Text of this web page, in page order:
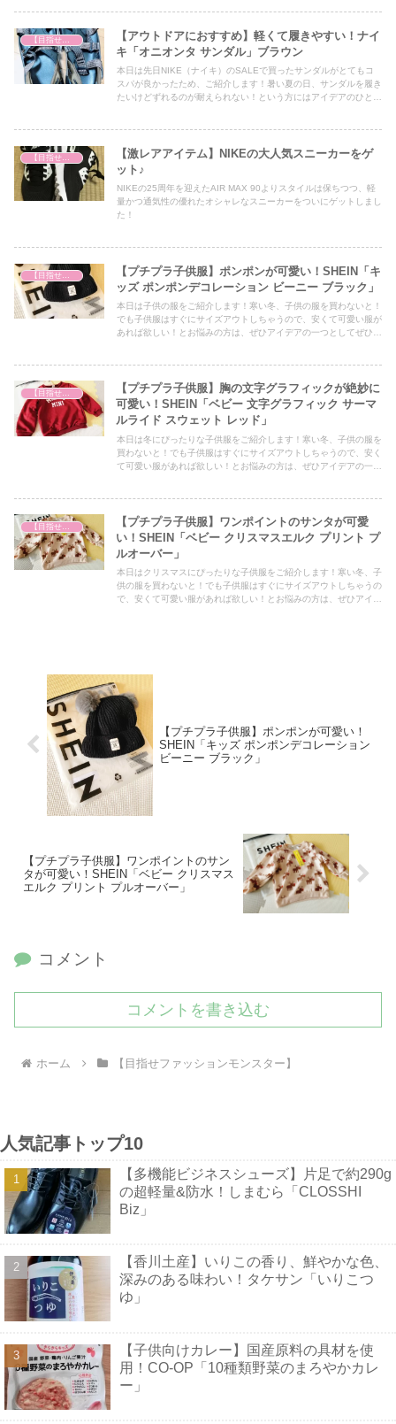
【アウトドアにおすすめ】軽くて履きやすい！ナイ
キ「オニオンタ サンダル」ブラウン
本日は先日NIKE（ナイキ）のSALEで買ったサンダルがとてもコ
スパが良かったため、ご紹介します！暑い夏の日、サンダルを履き
たいけどずれるのが耐えられない！という方にはアイデアのひとつ
【激レアアイテム】NIKEの大人気スニーカーをゲ
ット♪
NIKEの25周年を迎えたAIR MAX 90よりスタイルは保ちつつ、軽
量かつ通気性の優れたオシャレなスニーカーをついにゲットしまし
た！
【プチプラ子供服】ポンポンが可愛い！SHEIN「キ
ッズ ポンポンデコレーション ビーニー ブラック」
本日は子供の服をご紹介します！寒い冬、子供の服を買わないと！
でも子供服はすぐにサイズアウトしちゃうので、安くて可愛い服が
あれば欲しい！とお悩みの方は、ぜひアイデアの一つとしてぜひ最
【プチプラ子供服】胸の文字グラフィックが絶妙に
可愛い！SHEIN「ベビー 文字グラフィック サーマ
ルライド スウェット レッド」
本日は冬にぴったりな子供服をご紹介します！寒い冬、子供の服を
買わないと！でも子供服はすぐにサイズアウトしちゃうので、安く
て可愛い服があれば欲しい！とお悩みの方は、ぜひアイデアの一つ
【プチプラ子供服】ワンポイントのサンタが可愛
い！SHEIN「ベビー クリスマスエルク プリント プ
ルオーバー」
本日はクリスマスにぴったりな子供服をご紹介します！寒い冬、子
供の服を買わないと！でも子供服はすぐにサイズアウトしちゃうの
で、安くて可愛い服があれば欲しい！とお悩みの方は、ぜひアイデ
【プチプラ子供服】ポンポンが可愛い！
SHEIN「キッズ ポンポンデコレーション
ビーニー ブラック」
【プチプラ子供服】ワンポイントのサン
タが可愛い！SHEIN「ベビー クリスマス
エルク プリント プルオーバー」
コメント
コメントを書き込む
ホーム 【目指せファッションモンスター】
人気記事トップ10
【多機能ビジネスシューズ】片足で約290g
の超軽量&防水！しまむら「CLOSSHI
Biz」
【香川土産】いりこの香り、鮮やかな色、
深みのある味わい！タケサン「いりこつ
ゆ」
【子供向けカレー】国産原料の具材を使
用！CO-OP「10種類野菜のまろやかカレ
ー」